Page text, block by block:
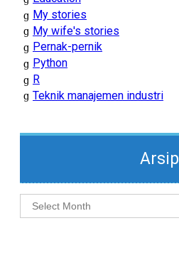
My stories
My wife's stories
Pernak-pernik
Python
R
Teknik manajemen industri
Arsip
Arsip